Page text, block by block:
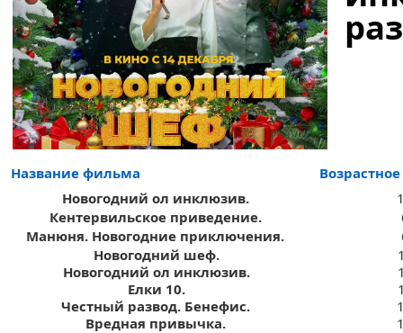
Название фильма
Новогодний ол инклюзив.
Кентервильское приведение.
Манюня. Новогодние приключения.
Новогодний шеф.
Новогодний ол инклюзив.
Елки 10.
Честный развод. Бенефис.
Вредная привычка.